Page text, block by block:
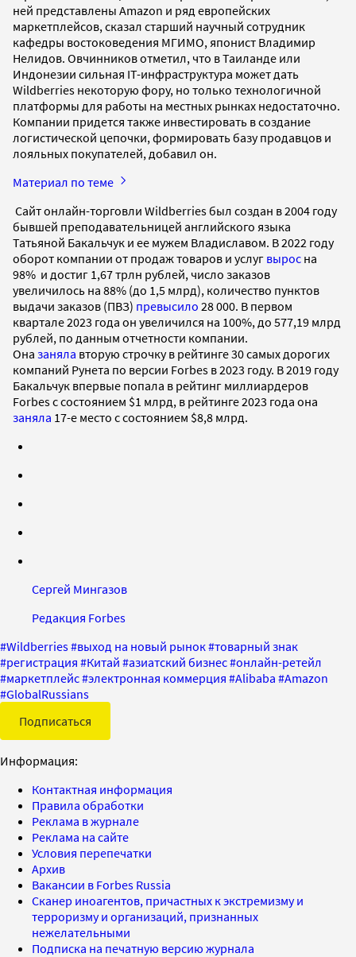
ней представлены Amazon и ряд европейских
маркетплейсов, сказал старший научный сотрудник
кафедры востоковедения МГИМО, японист Владимир
Нелидов. Овчинников отметил, что в Таиланде или
Индонезии сильная IT-инфраструктура может дать
Wildberries некоторую фору, но только технологичной
платформы для работы на местных рынках недостаточно.
Компании придется также инвестировать в создание
логистической цепочки, формировать базу продавцов и
лояльных покупателей, добавил он.
Материал по теме
Сайт онлайн-торговли Wildberries был создан в 2004 году
бывшей преподавательницей английского языка
Татьяной Бакальчук и ее мужем Владиславом. В 2022 году
оборот компании от продаж товаров и услуг вырос на
98% и достиг 1,67 трлн рублей, число заказов
увеличилось на 88% (до 1,5 млрд), количество пунктов
выдачи заказов (ПВЗ) превысило 28 000. В первом
квартале 2023 года он увеличился на 100%, до 577,19 млрд
рублей, по данным отчетности компании.
Она заняла вторую строчку в рейтинге 30 самых дорогих
компаний Рунета по версии Forbes в 2023 году. В 2019 году
Бакальчук впервые попала в рейтинг миллиардеров
Forbes с состоянием $1 млрд, в рейтинге 2023 года она
заняла 17-е место с состоянием $8,8 млрд.
Сергей Мингазов
Редакция Forbes
#Wildberries#выход на новый рынок#товарный знак
#регистрация #Китай #азиатский бизнес#онлайн-ретейл
#маркетплейс#электронная коммерция #Alibaba #Amazon
#GlobalRussians
Подписаться
Информация:
Контактная информация
Правила обработки
Реклама в журнале
Реклама на сайте
Условия перепечатки
Архив
Вакансии в Forbes Russia
Сканер иноагентов, причастных к экстремизму и
терроризму и организаций, признанных
нежелательными
Подписка на печатную версию журнала